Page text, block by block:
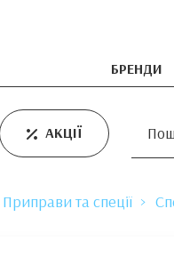
БРЕНДИ
АКЦІЇ
Приправи та спеції